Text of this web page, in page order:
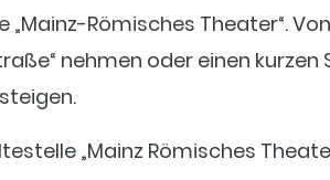
„Mainz-Römisches Theater“.
nehmen oder einen kurzen
„Mainz Römisches